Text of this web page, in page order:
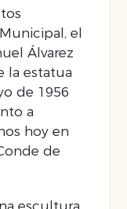
el
Álvarez
la estatua
de 1956
a
hoy en
de
escultura